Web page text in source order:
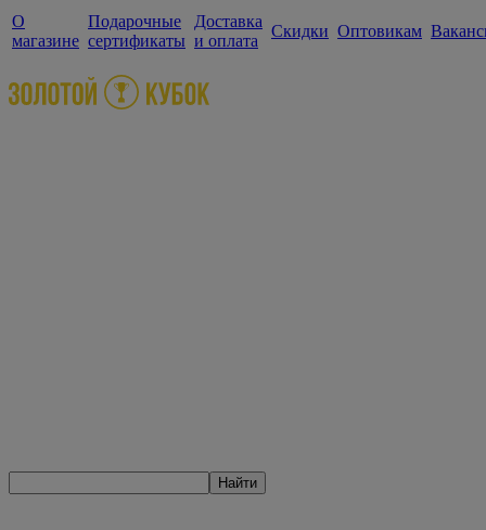
О
магазине
Подарочные
сертификаты
Доставка
и оплата
Скидки Оптовикам
Найти